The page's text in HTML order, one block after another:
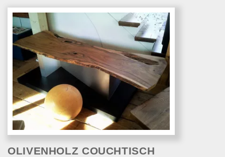
OLIVENHOLZ COUCHTISCH